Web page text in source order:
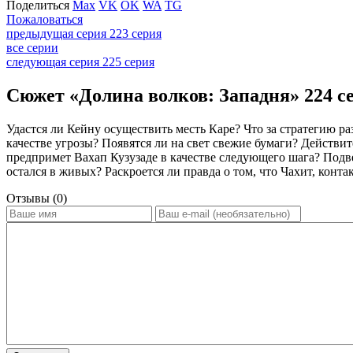
Поделиться Max VK OK WA TG
Пожаловаться
предыдущая серия 223 серия
все серии
следующая серия 225 серия
Сюжет «Долина волков: Западня» 224
Удастся ли Кейну осуществить месть Каре? Что за
качестве угрозы? Появятся ли на свет свежие бумаги?
предпримет Вахап Кузузаде в качестве следующего шага?
остался в живых? Раскроется ли правда о том, что Чахит,
Отзывы (0)